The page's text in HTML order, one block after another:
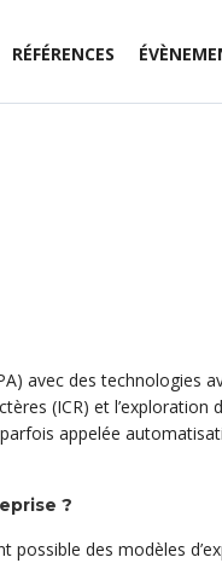
RÉFÉRENCES
avec des technologies
(ICR) et
appelée
?
des modèles